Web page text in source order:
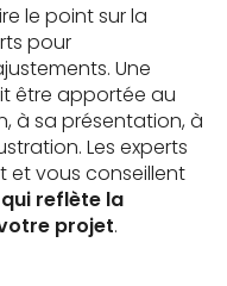
le point sur la
pour
Une
être apportée au
à sa présentation, à
Les experts
et vous conseillent
qui reflète la
projet.